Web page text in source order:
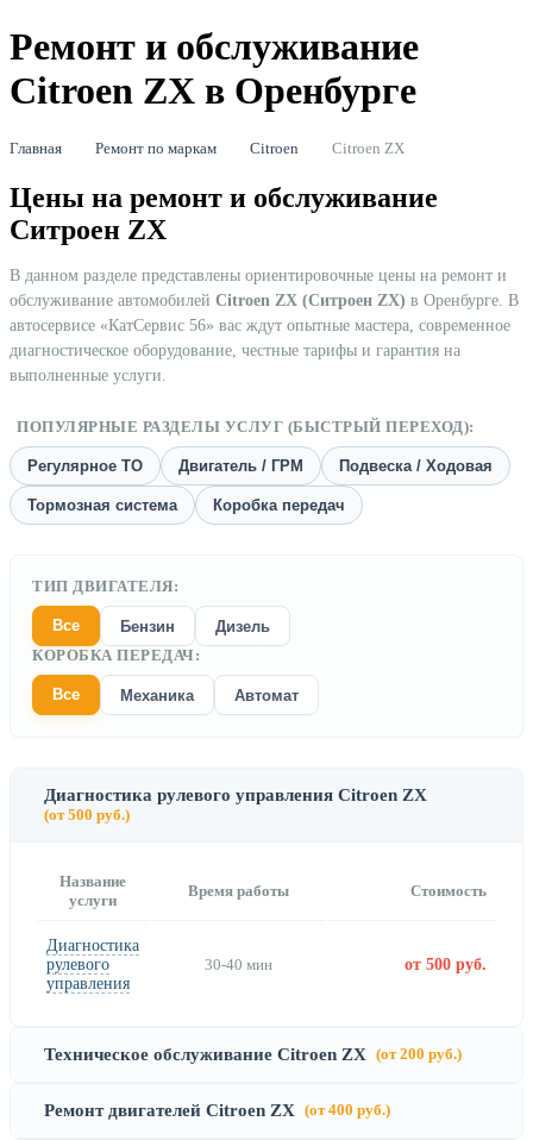
Ремонт и обслуживание
Citroen ZX в Оренбурге
Главная Ремонт по маркам Citroen Citroen ZX
Цены на ремонт и обслуживание
Ситроен ZX
В данном разделе представлены ориентировочные цены на ремонт и
обслуживание автомобилей Citroen ZX (Ситроен ZX) в Оренбурге. В
автосервисе «КатСервис 56» вас ждут опытные мастера, современное
диагностическое оборудование, честные тарифы и гарантия на
выполненные услуги.
ПОПУЛЯРНЫЕ РАЗДЕЛЫ УСЛУГ (БЫСТРЫЙ ПЕРЕХОД):
Регулярное ТО Двигатель / ГРМ Подвеска / Ходовая
Тормозная система Коробка передач
ТИП ДВИГАТЕЛЯ:
Все Бензин
Дизель
КОРОБКА ПЕРЕДАЧ:
Все Механика Автомат
Диагностика рулевого управления Citroen ZX
(от 500 руб.)
Название
услуги
Время работы Стоимость
Диагностика
рулевого
управления
30-40 мин от 500 руб.
Техническое обслуживание Citroen ZX (от 200 руб.)
Ремонт двигателей Citroen ZX (от 400 руб.)